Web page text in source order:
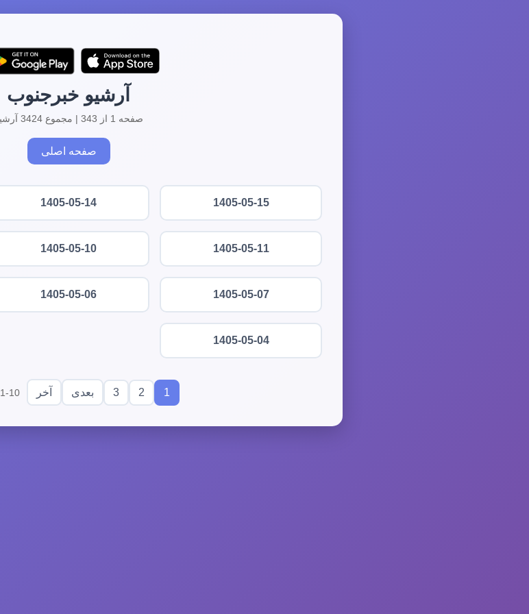
آرشیو خبرجنوب
صفحه 1 از 343 | مجموع 3424 آرشیو
صفحه اصلی
1405-05-15
1405-05-14
1405-05-11
1405-05-10
1405-05-07
1405-05-06
1405-05-04
1
2
3 بعدی آخر 1-10 از 3424